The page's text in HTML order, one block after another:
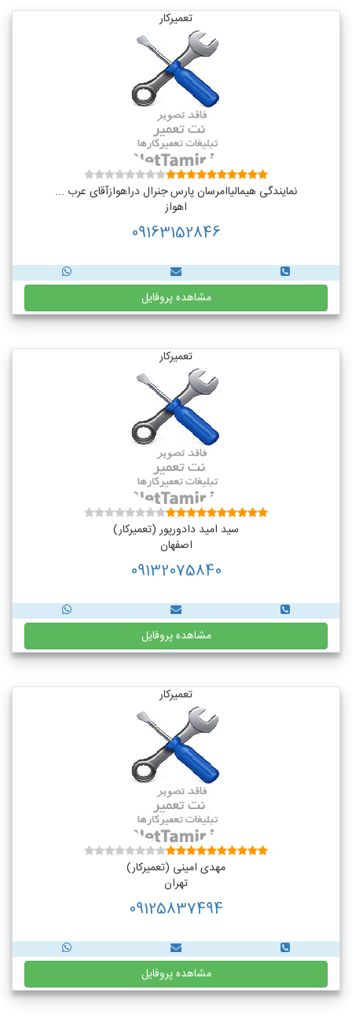
تعمیرکار
نمایندگی هیمالیاامرسان پارس جنرال دراهوازآقای عرب ...
اهواز
09163152846
مشاهده پروفایل
تعمیرکار
سید امید دادورپور (تعمیرکار)
اصفهان
09132075840
مشاهده پروفایل
تعمیرکار
مهدی امینی (تعمیرکار)
تهران
09125837494
مشاهده پروفایل